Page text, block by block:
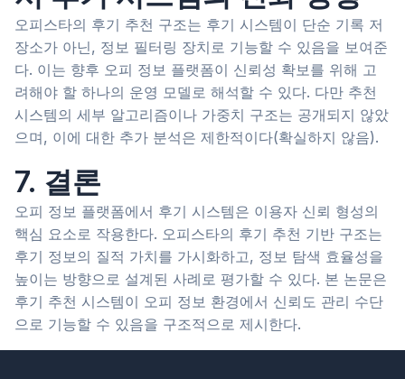
오피스타의 후기 추천 구조는 후기 시스템이 단순 기록 저
장소가 아닌, 정보 필터링 장치로 기능할 수 있음을 보여준
다. 이는 향후 오피 정보 플랫폼이 신뢰성 확보를 위해 고
려해야 할 하나의 운영 모델로 해석할 수 있다. 다만 추천
시스템의 세부 알고리즘이나 가중치 구조는 공개되지 않았
으며, 이에 대한 추가 분석은 제한적이다(확실하지 않음).
7. 결론
오피 정보 플랫폼에서 후기 시스템은 이용자 신뢰 형성의
핵심 요소로 작용한다. 오피스타의 후기 추천 기반 구조는
후기 정보의 질적 가치를 가시화하고, 정보 탐색 효율성을
높이는 방향으로 설계된 사례로 평가할 수 있다. 본 논문은
후기 추천 시스템이 오피 정보 환경에서 신뢰도 관리 수단
으로 기능할 수 있음을 구조적으로 제시한다.